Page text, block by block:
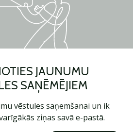
JAUNUMU
SAŅĒMĒJIEM
vēstules saņemšanai un ik
ziņas savā e-pastā.